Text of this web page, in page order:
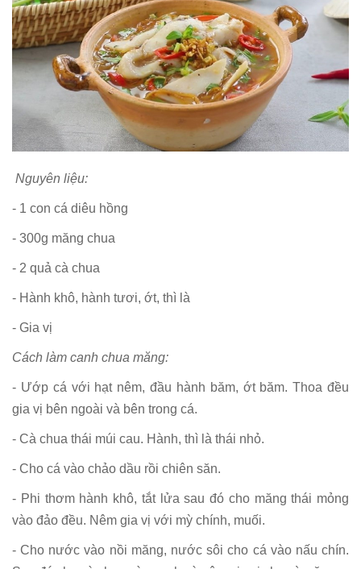
Nguyên liệu:
- 1 con cá diêu hồng
- 300g măng chua
- 2 quả cà chua
- Hành khô, hành tươi, ớt, thì là
- Gia vị
Cách làm canh chua măng:
- Ướp cá với hạt nêm, đầu hành băm, ớt băm. Thoa đều
gia vị bên ngoài và bên trong cá.
- Cà chua thái múi cau. Hành, thì là thái nhỏ.
- Cho cá vào chảo dầu rồi chiên săn.
- Phi thơm hành khô, tắt lửa sau đó cho măng thái mỏng
vào đảo đều. Nêm gia vị với mỳ chính, muối.
- Cho nước vào nồi măng, nước sôi cho cá vào nấu chín.